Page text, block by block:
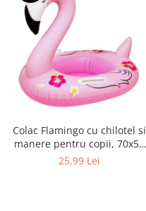
Colac Flamingo cu chilotel si
manere pentru copii, 70x55
cm, roz
25,99 Lei